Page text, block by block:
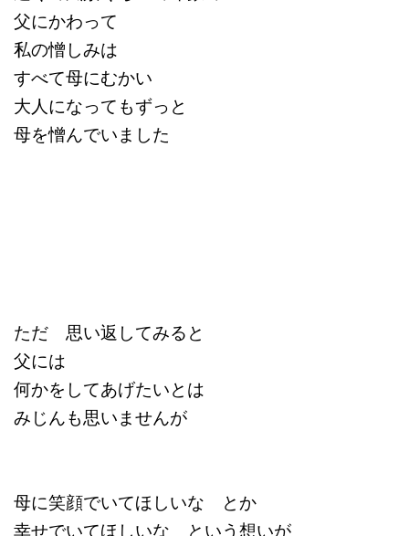
父にかわって
私の憎しみは
すべて母にむかい
大人になってもずっと
母を憎んでいました
ただ 思い返してみると
父には
何かをしてあげたいとは
みじんも思いませんが
母に笑顔でいてほしいな とか
幸せでいてほしいな という想いが